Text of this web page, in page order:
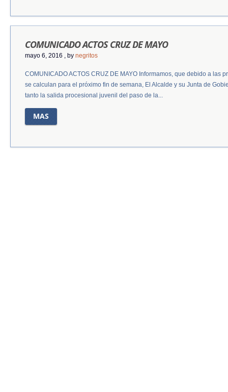
COMUNICADO ACTOS CRUZ DE MAYO
mayo 6, 2016 , by negritos
COMUNICADO ACTOS CRUZ DE MAYO Informamos, que debido a las
se calculan para el próximo fin de semana, El Alcalde y su Junta de
tanto la salida procesional juvenil del paso de la...
MAS